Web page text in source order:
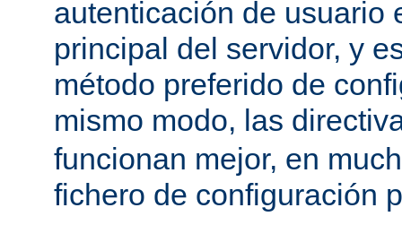
autenticación de usuario
principal del servidor, y
método preferido de
mismo modo, las
funcionan mejor, en
fichero de configuración